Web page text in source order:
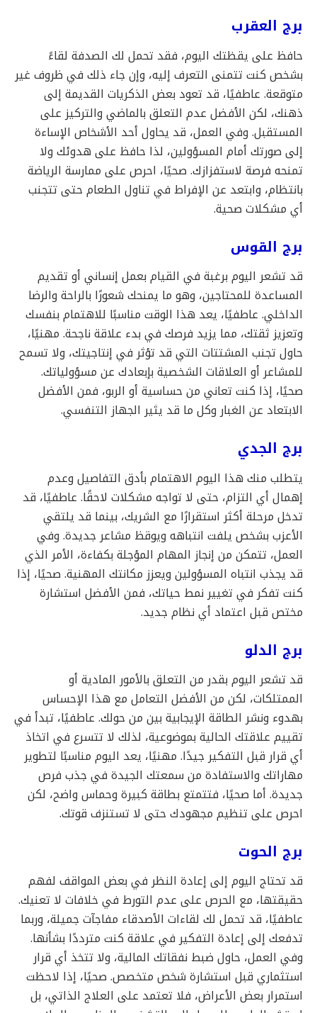
برج العقرب
حافظ على يقظتك اليوم، فقد تحمل لك الصدفة لقاءً
بشخص كنت تتمنى التعرف إليه، وإن جاء ذلك في ظروف غير
متوقعة. عاطفيًا، قد تعود بعض الذكريات القديمة إلى
ذهنك، لكن الأفضل عدم التعلق بالماضي والتركيز على
المستقبل. وفي العمل، قد يحاول أحد الأشخاص الإساءة
إلى صورتك أمام المسؤولين، لذا حافظ على هدوئك ولا
تمنحه فرصة لاستفزازك. صحيًا، احرص على ممارسة الرياضة
بانتظام، وابتعد عن الإفراط في تناول الطعام حتى تتجنب
أي مشكلات صحية.
برج القوس
قد تشعر اليوم برغبة في القيام بعمل إنساني أو تقديم
المساعدة للمحتاجين، وهو ما يمنحك شعورًا بالراحة والرضا
الداخلي. عاطفيًا، يعد هذا الوقت مناسبًا للاهتمام بنفسك
وتعزيز ثقتك، مما يزيد فرصك في بدء علاقة ناجحة. مهنيًا،
حاول تجنب المشتتات التي قد تؤثر في إنتاجيتك، ولا تسمح
للمشاعر أو العلاقات الشخصية بإبعادك عن مسؤولياتك.
صحيًا، إذا كنت تعاني من حساسية أو الربو، فمن الأفضل
الابتعاد عن الغبار وكل ما قد يثير الجهاز التنفسي.
برج الجدي
يتطلب منك هذا اليوم الاهتمام بأدق التفاصيل وعدم
إهمال أي التزام، حتى لا تواجه مشكلات لاحقًا. عاطفيًا، قد
تدخل مرحلة أكثر استقرارًا مع الشريك، بينما قد يلتقي
الأعزب بشخص يلفت انتباهه ويوقظ مشاعر جديدة. وفي
العمل، تتمكن من إنجاز المهام المؤجلة بكفاءة، الأمر الذي
قد يجذب انتباه المسؤولين ويعزز مكانتك المهنية. صحيًا، إذا
كنت تفكر في تغيير نمط حياتك، فمن الأفضل استشارة
مختص قبل اعتماد أي نظام جديد.
برج الدلو
قد تشعر اليوم بقدر من التعلق بالأمور المادية أو
الممتلكات، لكن من الأفضل التعامل مع هذا الإحساس
بهدوء ونشر الطاقة الإيجابية بين من حولك. عاطفيًا، تبدأ في
تقييم علاقتك الحالية بموضوعية، لذلك لا تتسرع في اتخاذ
أي قرار قبل التفكير جيدًا. مهنيًا، يعد اليوم مناسبًا لتطوير
مهاراتك والاستفادة من سمعتك الجيدة في جذب فرص
جديدة. أما صحيًا، فتتمتع بطاقة كبيرة وحماس واضح، لكن
احرص على تنظيم مجهودك حتى لا تستنزف قوتك.
برج الحوت
قد تحتاج اليوم إلى إعادة النظر في بعض المواقف لفهم
حقيقتها، مع الحرص على عدم التورط في خلافات لا تعنيك.
عاطفيًا، قد تحمل لك لقاءات الأصدقاء مفاجآت جميلة، وربما
تدفعك إلى إعادة التفكير في علاقة كنت مترددًا بشأنها.
وفي العمل، حاول ضبط نفقاتك المالية، ولا تتخذ أي قرار
استثماري قبل استشارة شخص متخصص. صحيًا، إذا لاحظت
استمرار بعض الأعراض، فلا تعتمد على العلاج الذاتي، بل